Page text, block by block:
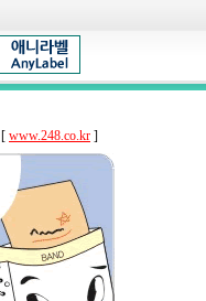
[ www.248.co.kr ]